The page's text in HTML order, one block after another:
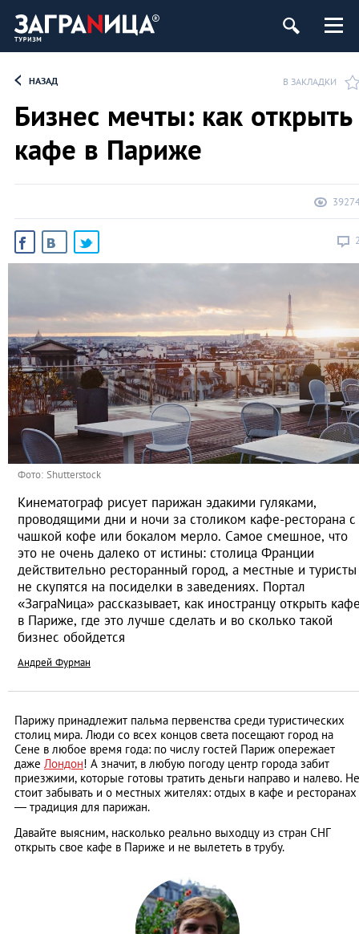
НАЗАД В ЗАКЛАДКИ
Бизнес мечты: как открыть
кафе в Париже
Фото: Shutterstock
Кинематограф рисует парижан эдакими гуляками,
проводящими дни и ночи за столиком кафе-ресторана с
чашкой кофе или бокалом мерло. Самое смешное, что
это не очень далеко от истины: столица Франции
действительно ресторанный город, а местные и туристы
не скупятся на посиделки в заведениях. Портал
«ЗаграNица» рассказывает, как иностранцу открыть
в Париже, где это лучше сделать и во сколько такой
бизнес обойдется
Андрей Фурман
Парижу принадлежит пальма первенства среди туристических
столиц мира. Люди со всех концов света посещают город на
Сене в любое время года: по числу гостей Париж опережает
даже Лондон! А значит, в любую погоду центр города забит
приезжими, которые готовы тратить деньги направо и налево. Не
стоит забывать и о местных жителях: отдых в кафе и ресторанах
— традиция для парижан.
Давайте выясним, насколько реально выходцу из стран СНГ
открыть свое кафе в Париже и не вылететь в трубу.